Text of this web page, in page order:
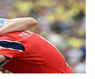
Gamers
ميركاتو
تحقيق في الجول